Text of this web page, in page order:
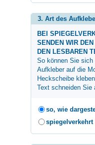
3. Art des
BEI
SENDEN WIR
DEN LESBAREN
So können Sie
Aufkleber auf die
Heckscheibe
Text schneiden Sie
so, wie
spiegelverkehrt